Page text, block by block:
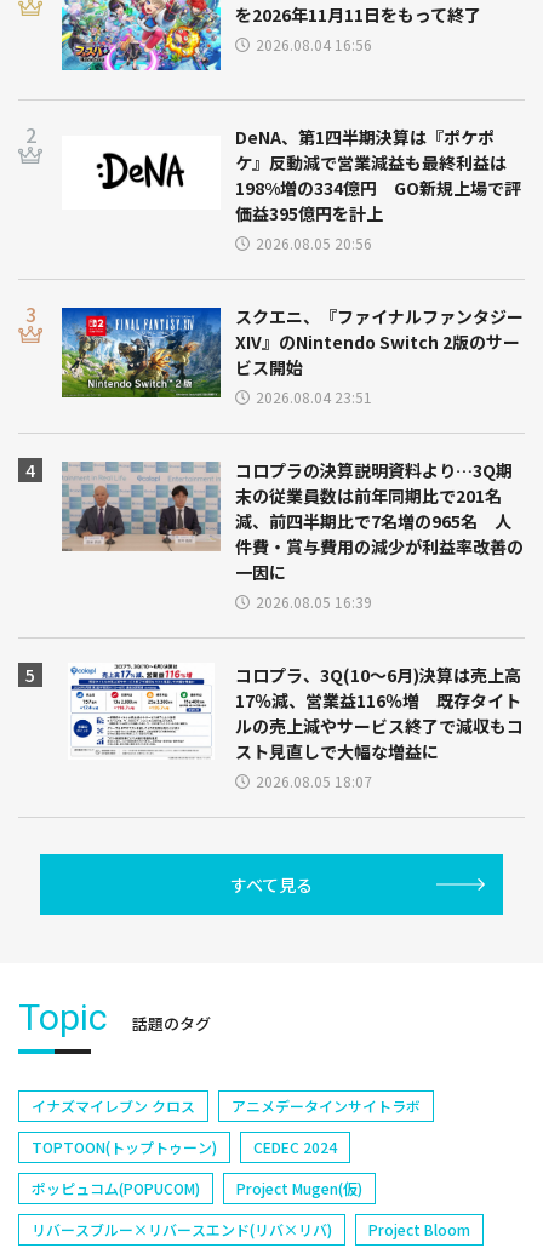
を2026年11月11日をもって終了
2026.08.04 16:56
DeNA、第1四半期決算は『ポケポ
ケ』反動減で営業減益も最終利益は
198%増の334億円 GO新規上場で評
価益395億円を計上
2026.08.05 20:56
スクエニ、『ファイナルファンタジー
XIV』のNintendo Switch 2版のサー
ビス開始
2026.08.04 23:51
コロプラの決算説明資料より…3Q期
末の従業員数は前年同期比で201名
減、前四半期比で7名増の965名 人
件費・賞与費用の減少が利益率改善の
一因に
2026.08.05 16:39
コロプラ、3Q(10～6月)決算は売上高
17％減、営業益116％増 既存タイト
ルの売上減やサービス終了で減収もコ
スト見直しで大幅な増益に
2026.08.05 18:07
すべて見る
Topic 話題のタグ
イナズマイレブン クロス
アニメデータインサイトラボ
TOPTOON(トップトゥーン)
CEDEC 2024
ポッピュコム(POPUCOM)
Project Mugen(仮)
リバースブルー×リバースエンド(リバ×リバ)
Project Bloom